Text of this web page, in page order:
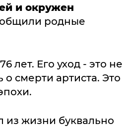
и окружен
родные
лет. Его уход - это не
о смерти артиста. Это
из жизни буквально